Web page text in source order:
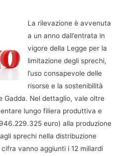
La rilevazione è avvenuta
a un anno dall’entrata in
vigore della Legge per la
limitazione degli sprechi,
l’uso consapevole delle
risorse e la sostenibilità
Gadda. Nel dettaglio, vale oltre
lungo filiera produttiva e
euro) alla produzione
sprechi nella distribuzione
vanno aggiunti i 12 miliardi